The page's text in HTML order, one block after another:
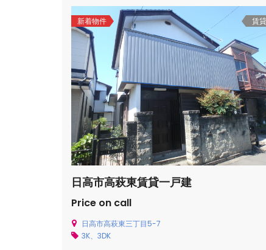
新着物件 賃
日高市高萩東賃貸一戸建
Price on call
日高市高萩東三丁目5-7
3K、3DK